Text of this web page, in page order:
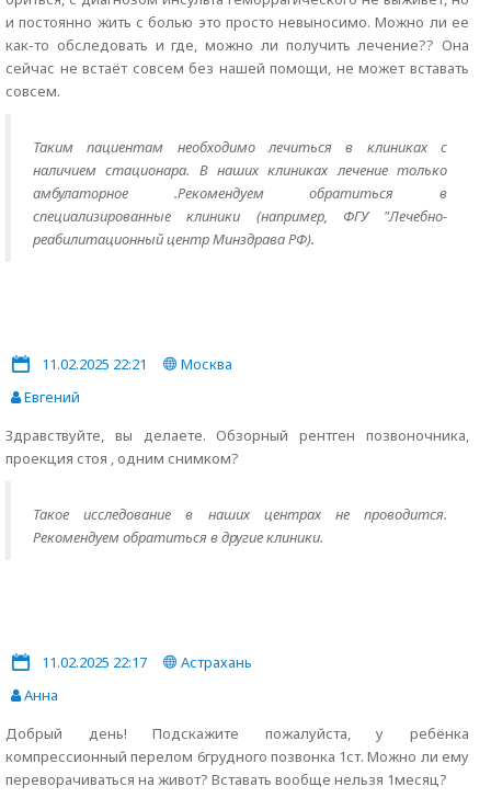
и постоянно жить с болью это просто невыносимо. Можно ли ее
как-то обследовать и где, можно ли получить лечение?? Она
сейчас не встаёт совсем без нашей помощи, не может вставать
совсем.
Таким пациентам необходимо лечиться в клиниках с
наличием стационара. В наших клиниках лечение только
амбулаторное .Рекомендуем обратиться в
специализированные клиники (например, ФГУ "Лечебно-
реабилитационный центр Минздрава РФ).
11.02.2025 22:21
Москва
Евгений
Здравствуйте, вы делаете. Обзорный рентген позвоночника,
проекция стоя , одним снимком?
Такое исследование в наших центрах не проводится.
Рекомендуем обратиться в другие клиники.
11.02.2025 22:17
Астрахань
Анна
Добрый день! Подскажите пожалуйста, у ребёнка
компрессионный перелом 6грудного позвонка 1ст. Можно ли ему
переворачиваться на живот? Вставать вообще нельзя 1месяц?